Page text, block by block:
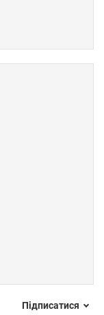
Підписатися